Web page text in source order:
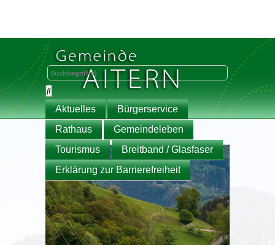
Aktuelles
Bürgerservice
Rathaus
Gemeindeleben
Tourismus
Breitband / Glasfaser
Erklärung zur Barrierefreiheit